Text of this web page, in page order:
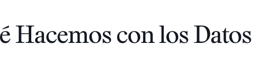
Hacemos con los Datos